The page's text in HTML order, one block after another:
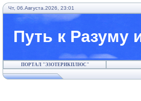
Чт, 06.Августа.2026, 23:01
Путь к Разуму
ПОРТАЛ "ЭЗОТЕРИКПЛЮС"